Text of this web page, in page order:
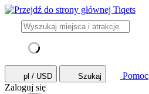
pl / USD Szukaj
Pomoc
Zaloguj się